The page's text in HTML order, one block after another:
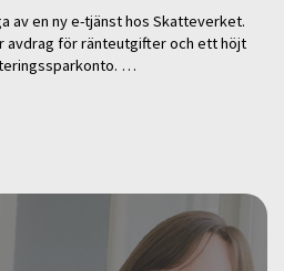
av en ny e-tjänst hos Skatteverket.
avdrag för ränteutgifter och ett höjt
…